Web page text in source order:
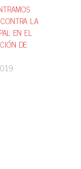
LA
EN EL
DE